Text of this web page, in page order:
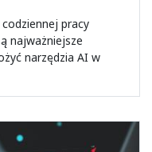
pracy
najważniejsze
narzędzia AI w